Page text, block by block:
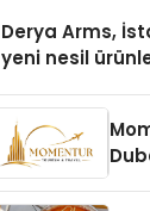
Derya Arms,
yeni nesil